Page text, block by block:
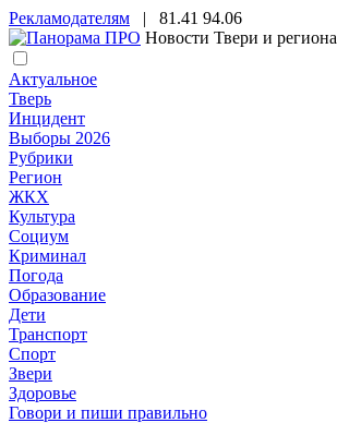
Рекламодателям | 81.41 94.06
Новости Твери и региона
Актуальное
Тверь
Инцидент
Выборы 2026
Рубрики
Регион
ЖКХ
Культура
Социум
Криминал
Погода
Образование
Дети
Транспорт
Спорт
Звери
Здоровье
Говори и пиши правильно